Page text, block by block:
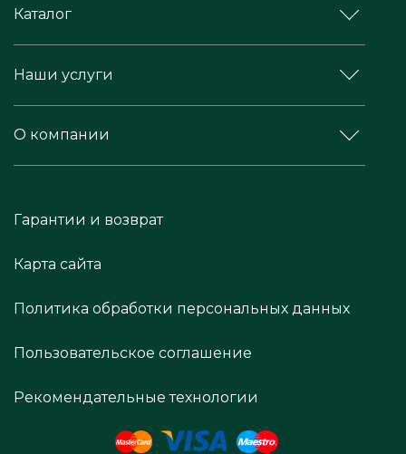
Каталог
Наши услуги
О компании
Гарантии и возврат
Карта сайта
Политика обработки персональных данных
Пользовательское соглашение
Рекомендательные технологии